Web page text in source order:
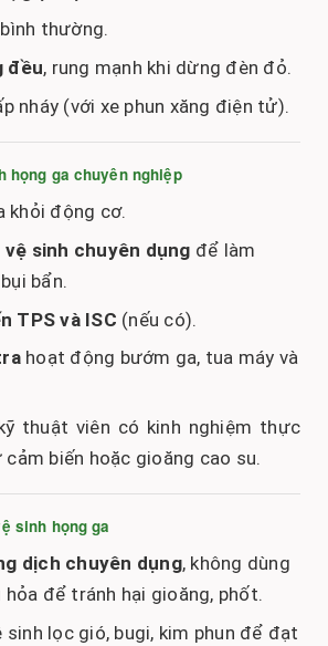
thường.
đều, rung mạnh khi dừng đèn đỏ.
nháy (với xe phun xăng điện tử).
họng ga chuyên nghiệp
khỏi động cơ.
vệ sinh chuyên dụng để làm
bẩn.
TPS và ISC (nếu có).
hoạt động bướm ga, tua máy và
thuật viên có kinh nghiệm thực
biến hoặc gioăng cao su.
sinh họng ga
dịch chuyên dụng, không dùng
hỏa để tránh hại gioăng, phốt.
sinh lọc gió, bugi, kim phun để đạt